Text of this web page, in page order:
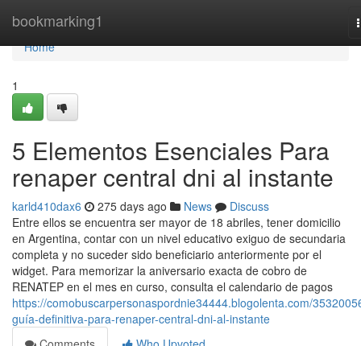
bookmarking1
Home
Home
1
5 Elementos Esenciales Para
renaper central dni al instante
karld410dax6 275 days ago News
Discuss
Entre ellos se encuentra ser mayor de 18 abriles, tener domicilio
en Argentina, contar con un nivel educativo exiguo de secundaria
completa y no suceder sido beneficiario anteriormente por el
widget. Para memorizar la aniversario exacta de cobro de
⁣RENATEP en el mes en curso, consulta el calendario de ​pagos
https://comobuscarpersonaspordnie34444.blogolenta.com/
guía-definitiva-para-renaper-central-dni-al-instante